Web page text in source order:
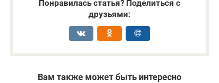
Понравилась статья? Поделиться с
друзьями:
Вам также может быть интересно